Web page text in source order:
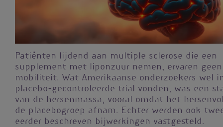
Patiënten lijdend aan multiple sclerose die een
supplement met liponzuur nemen, ervaren
mobiliteit. Wat Amerikaanse onderzoekers wel
placebo-gecontroleerde trial vonden, was een
van de hersenmassa, vooral omdat het
de placebogroep afnam. Echter werden ook
eerder beschreven bijwerkingen vastgesteld.